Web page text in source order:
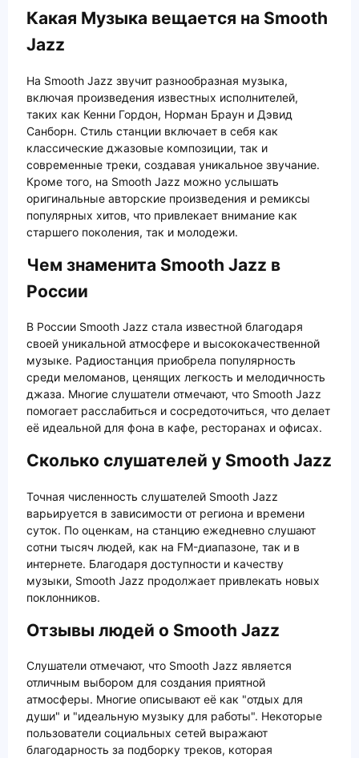
Какая Музыка вещается на Smooth
Jazz
На Smooth Jazz звучит разнообразная музыка,
включая произведения известных исполнителей,
таких как Кенни Гордон, Норман Браун и Дэвид
Санборн. Стиль станции включает в себя как
классические джазовые композиции, так и
современные треки, создавая уникальное звучание.
Кроме того, на Smooth Jazz можно услышать
оригинальные авторские произведения и ремиксы
популярных хитов, что привлекает внимание как
старшего поколения, так и молодежи.
Чем знаменита Smooth Jazz в
России
В России Smooth Jazz стала известной благодаря
своей уникальной атмосфере и высококачественной
музыке. Радиостанция приобрела популярность
среди меломанов, ценящих легкость и мелодичность
джаза. Многие слушатели отмечают, что Smooth Jazz
помогает расслабиться и сосредоточиться, что делает
её идеальной для фона в кафе, ресторанах и офисах.
Сколько слушателей у Smooth Jazz
Точная численность слушателей Smooth Jazz
варьируется в зависимости от региона и времени
суток. По оценкам, на станцию ежедневно слушают
сотни тысяч людей, как на FM-диапазоне, так и в
интернете. Благодаря доступности и качеству
музыки, Smooth Jazz продолжает привлекать новых
поклонников.
Отзывы людей о Smooth Jazz
Слушатели отмечают, что Smooth Jazz является
отличным выбором для создания приятной
атмосферы. Многие описывают её как "отдых для
души" и "идеальную музыку для работы". Некоторые
пользователи социальных сетей выражают
благодарность за подборку треков, которая